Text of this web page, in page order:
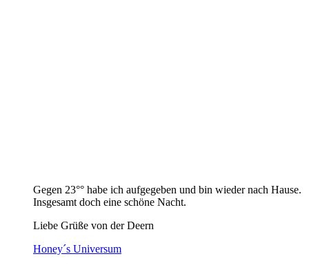
Gegen 23°° habe ich aufgegeben und bin wieder nach Hause.
Insgesamt doch eine schöne Nacht.
Liebe Grüße von der Deern
Honey´s Universum